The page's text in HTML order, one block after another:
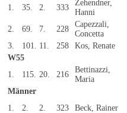
1. 35. 2. 333
Zehendner,
Hanni
2. 69. 7. 228
Capezzali,
Concetta
3.
101. 11. 258 Kos, Renate
W55
1.
115. 20. 216
Bettinazzi,
Maria
Männer
1.
2. 2. 323 Beck, Rainer